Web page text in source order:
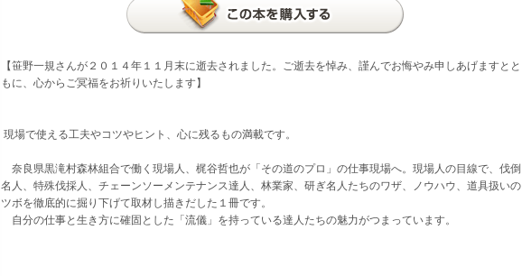
【笹野一規さんが２０１４年１１月末に逝去されました。ご逝去を悼み、謹んでお悔やみ申しあげますとと
もに、心からご冥福をお祈りいたします】
現場で使える工夫やコツやヒント、心に残るもの満載です。
奈良県黒滝村森林組合で働く現場人、梶谷哲也が「その道のプロ」の仕事現場へ。現場人の目線で、伐倒
名人、特殊伐採人、チェーンソーメンテナンス達人、林業家、研ぎ名人たちのワザ、ノウハウ、道具扱いの
ツボを徹底的に掘り下げて取材し描きだした１冊です。
自分の仕事と生き方に確固とした「流儀」を持っている達人たちの魅力がつまっています。